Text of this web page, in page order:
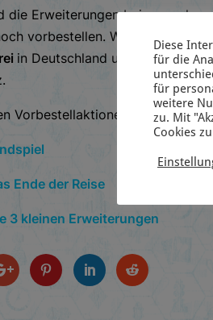
die Erweiterungen bei uns
vorbestellen. Wie immer gilt
in Deutschland und zu stark
Vorbestellaktionen:
Ende der Reise
3 kleinen Erweiterungen
Diese
für die
für
weitere
zu. Mit
Cookies